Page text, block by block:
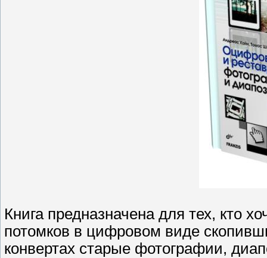
Книга предназначена для тех, кто
потомков в цифровом виде
конвертах старые фотографии,